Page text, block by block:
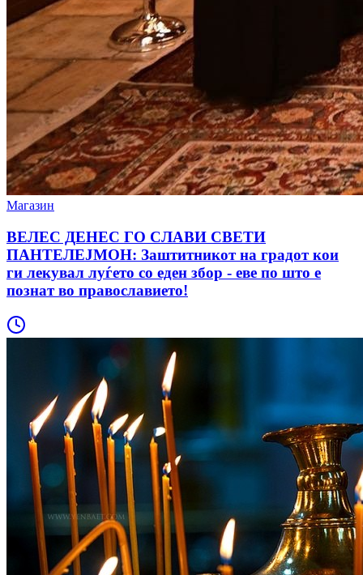
Магазин
ВЕЛЕС ДЕНЕС ГО СЛАВИ СВЕТИ
ПАНТЕЛЕЈМОН: Заштитникот на градот кои
ги лекувал луѓето со еден збор - еве по што е
познат во православието!